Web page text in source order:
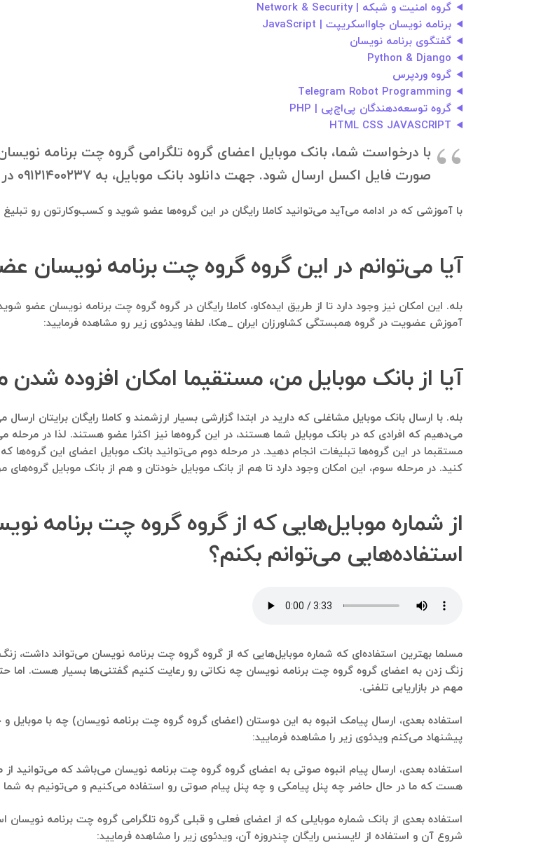
گروه امنیت و شبکه | Network & Security
برنامه نویسان جاوااسکریپت | JavaScript
گفتگوی برنامه نویسان
Python & Django
گروه وردپرس
Telegram Robot Programming
گروه توسعه‌دهندگان پی‌اچ‌پی | PHP
HTML CSS JAVASCRIPT
با درخواست شما، بانک موبایل اعضای گروه تلگرامی گروه چت برنامه
صورت فایل اکسل ارسال شود. جهت دانلود بانک موبایل، به ۰۹۱۲۱۴۰۰۲۳۷ در تلگرام درخواستتون رو ارسال فرمایید.
با آموزشی که در ادامه می‌آید می‌توانید کاملا رایگان در این گروه‌ها عضو شوید و کسب‌وکارتون رو تبلیغ
آیا می‌توانم در این گروه گروه چت برنامه نویسان
بله. این امکان نیز وجود دارد تا از طریق ایده‌کاو، کاملا رایگان در گروه گروه چت برنامه نویسان
آموزش عضویت در گروه همبستگی کشاورزان ایران _هکا، لطفا ویدئوی زیر رو مشاهده فرمایید:
آیا از بانک موبایل من، مستقیما امکان افزوده شدن
می‌دهیم که افرادی که در بانک موبایل شما هستند، در این گروه‌ها نیز اکثرا عضو هستند. لذا در مرحله
مستقبما در این گروه‌ها تبلیغات انجام دهید. در مرحله دوم می‌توانید بانک موبایل اعضای این
کنید. در مرحله سوم، این امکان وجود دارد تا هم از بانک موبایل خودتان و هم از بانک موبایل گروه‌های
از شماره موبایل‌هایی که از گروه گروه چت برنامه
استفاده‌هایی می‌توانم بکنم؟
مسلما بهترین استفاده‌ای که شماره موبایل‌هایی که از گروه گروه چت برنامه نویسان می‌تواند داشت، زنگ
زنگ زدن به اعضای گروه گروه چت برنامه نویسان چه نکاتی رو رعایت کنیم گفتنی‌ها بسیار هست. اما
مهم در بازاریابی تلفنی.
استفاده بعدی، ارسال پیامک انبوه به این دوستان (اعضای گروه گروه چت برنامه نویسان) چه با موبایل
پیشنهاد می‌کنم ویدئوی زیر را مشاهده فرمایید:
استفاده بعدی، ارسال پیام انبوه صوتی به اعضای گروه گروه چت برنامه نویسان می‌باشد که می‌توانید
هست که ما در حال حاضر چه پنل پیامکی و چه پنل پیام صوتی رو استفاده می‌کنیم و می‌تونیم به شما پیشنهاد دهیم، لطفا در
استفاده بعدی از بانک شماره موبایلی که از اعضای فعلی و قبلی گروه تلگرامی گروه چت برنامه
شروع آن و استفاده از لایسنس رایگان چندروزه آن، ویدئوی زیر را مشاهده فرمایید: